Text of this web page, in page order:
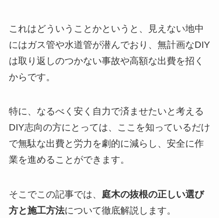
これはどういうことかというと、見えない地中
にはガス管や水道管が潜んでおり、無計画なDIY
は取り返しのつかない事故や高額な出費を招く
からです。
特に、なるべく安く自力で済ませたいと考える
DIY志向の方にとっては、ここを知っているだけ
で無駄な出費と労力を劇的に減らし、安全に作
業を進めることができます。
そこでこの記事では、 庭木の抜根の正しい選び
方と施工方法について徹底解説します。